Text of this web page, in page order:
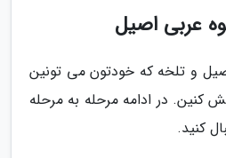
عربی اصیل
و تلخه که خودتون می تونین
کنین. در ادامه مرحله به مرحله
کنید.